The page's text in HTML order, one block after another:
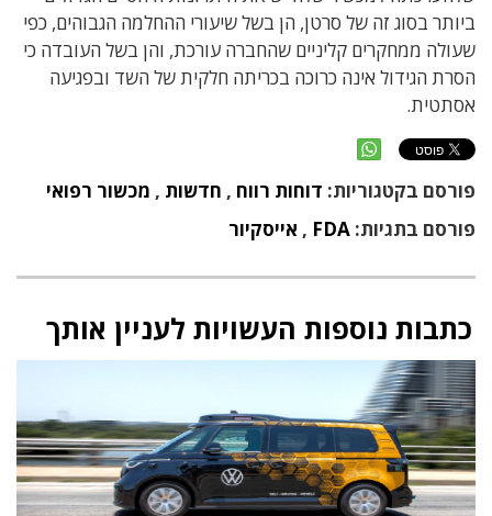
ביותר בסוג זה של סרטן, הן בשל שיעורי ההחלמה הגבוהים, כפי
שעולה ממחקרים קליניים שהחברה עורכת, והן בשל העובדה כי
הסרת הגידול אינה כרוכה בכריתה חלקית של השד ובפגיעה
אסתטית.
פורסם בקטגוריות: דוחות רווח , חדשות , מכשור רפואי
פורסם בתגיות: FDA
, אייסקיור
כתבות נוספות העשויות לעניין אותך